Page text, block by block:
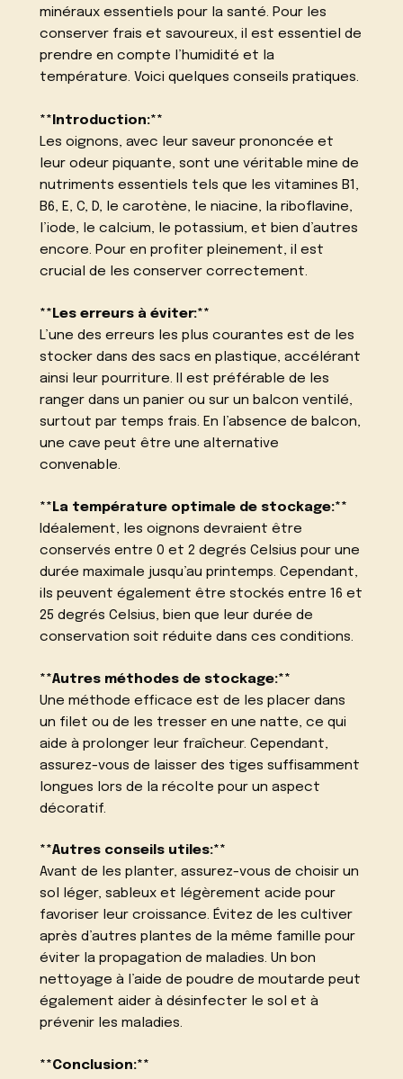
minéraux essentiels pour la santé. Pour les
conserver frais et savoureux, il est essentiel de
prendre en compte l’humidité et la
température. Voici quelques conseils pratiques.
**Introduction:**
Les oignons, avec leur saveur prononcée et
leur odeur piquante, sont une véritable mine de
nutriments essentiels tels que les vitamines B1,
B6, E, C, D, le carotène, le niacine, la riboflavine,
l’iode, le calcium, le potassium, et bien d’autres
encore. Pour en profiter pleinement, il est
crucial de les conserver correctement.
**Les erreurs à éviter:**
L’une des erreurs les plus courantes est de les
stocker dans des sacs en plastique, accélérant
ainsi leur pourriture. Il est préférable de les
ranger dans un panier ou sur un balcon ventilé,
surtout par temps frais. En l’absence de balcon,
une cave peut être une alternative
convenable.
**La température optimale de stockage:**
Idéalement, les oignons devraient être
conservés entre 0 et 2 degrés Celsius pour une
durée maximale jusqu’au printemps. Cependant,
ils peuvent également être stockés entre 16 et
25 degrés Celsius, bien que leur durée de
conservation soit réduite dans ces conditions.
**Autres méthodes de stockage:**
Une méthode efficace est de les placer dans
un filet ou de les tresser en une natte, ce qui
aide à prolonger leur fraîcheur. Cependant,
assurez-vous de laisser des tiges suffisamment
longues lors de la récolte pour un aspect
décoratif.
**Autres conseils utiles:**
Avant de les planter, assurez-vous de choisir un
sol léger, sableux et légèrement acide pour
favoriser leur croissance. Évitez de les cultiver
après d’autres plantes de la même famille pour
éviter la propagation de maladies. Un bon
nettoyage à l’aide de poudre de moutarde peut
également aider à désinfecter le sol et à
prévenir les maladies.
**Conclusion:**